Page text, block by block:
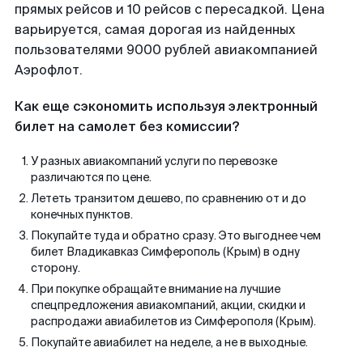
прямых рейсов и 10 рейсов с пересадкой. Цена
варьируется, самая дорогая из найденных
пользователями 9000 рублей авиакомпанией
Аэрофлот.
Как еще сэкономить используя электронный
билет на самолет без комиссии?
У разных авиакомпаний услуги по перевозке
различаются по цене.
Лететь транзитом дешево, по сравнению от и до
конечных пунктов.
Покупайте туда и обратно сразу. Это выгоднее чем
билет Владикавказ Симферополь (Крым) в одну
сторону.
При покупке обращайте внимание на лучшие
спецпредложения авиакомпаний, акции, скидки и
распродажи авиабилетов из Симферополя (Крым).
Покупайте авиабилет на неделе, а не в выходные.